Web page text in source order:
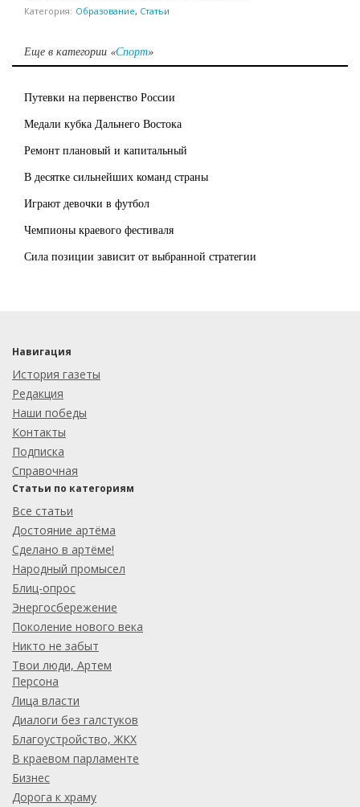
Категория: Образование, Статьи
Еще в категории «Спорт»
Путевки на первенство России
Медали кубка Дальнего Востока
Ремонт плановый и капитальный
В десятке сильнейших команд страны
Играют девочки в футбол
Чемпионы краевого фестиваля
Сила позиции зависит от выбранной стратегии
Навигация
История газеты
Редакция
Наши победы
Контакты
Подписка
Справочная
Статьи по категориям
Все статьи
Достояние артёма
Сделано в артёме!
Народный промысел
Блиц-опрос
Энергосбережение
Поколение нового века
Никто не забыт
Твои люди, Артем
Персона
Лица власти
Диалоги без галстуков
Благоустройство, ЖКХ
В краевом парламенте
Бизнес
Дорога к храму